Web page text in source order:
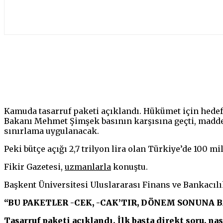
Kamuda tasarruf paketi açıklandı. Hükümet için hedef
Bakanı Mehmet Şimşek basının karşısına geçti,
sınırlama uygulanacak.
Peki bütçe açığı 2,7 trilyon lira olan Türkiye’de 100
Fikir Gazetesi, uzmanlarla konuştu.
Başkent Üniversitesi Uluslararası Finans ve
“BU PAKETLER -CEK, -CAK’TIR, DÖNEM SONUNA
Tasarruf paketi açıklandı. İlk başta direkt soru,